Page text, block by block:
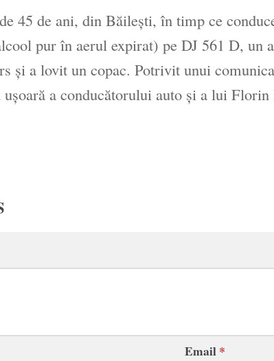
45 de ani, din Băileşti, în timp ce
pur în aerul expirat) pe DJ 561 D, un
şi a lovit un copac. Potrivit unui
uşoară a conducătorului auto şi a lui
Email*